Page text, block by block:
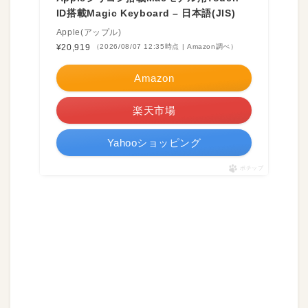
ID搭載Magic Keyboard – 日本語(JIS) ​​​​​​​
Apple(アップル)
¥20,919
（2026/08/07 12:35時点 | Amazon調べ）
Amazon
楽天市場
Yahooショッピング
ポチップ